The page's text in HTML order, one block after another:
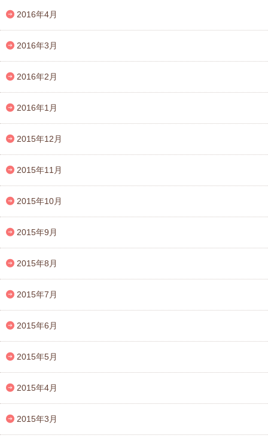
2016年4月
2016年3月
2016年2月
2016年1月
2015年12月
2015年11月
2015年10月
2015年9月
2015年8月
2015年7月
2015年6月
2015年5月
2015年4月
2015年3月